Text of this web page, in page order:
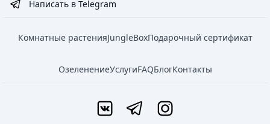
Написать в Telegram
Комнатные растенияJungleBoxПодарочный сертификат
ОзеленениеУслугиFAQБлогКонтакты